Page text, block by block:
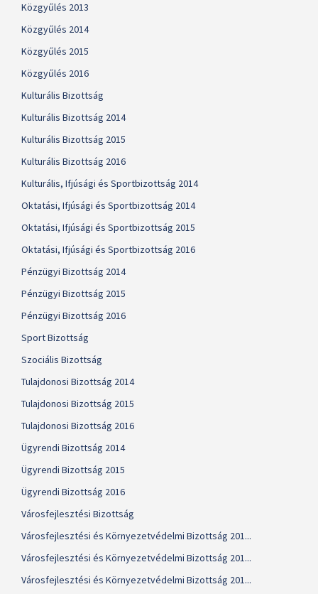
Közgyűlés 2013
Közgyűlés 2014
Közgyűlés 2015
Közgyűlés 2016
Kulturális Bizottság
Kulturális Bizottság 2014
Kulturális Bizottság 2015
Kulturális Bizottság 2016
Kulturális, Ifjúsági és Sportbizottság 2014
Oktatási, Ifjúsági és Sportbizottság 2014
Oktatási, Ifjúsági és Sportbizottság 2015
Oktatási, Ifjúsági és Sportbizottság 2016
Pénzügyi Bizottság 2014
Pénzügyi Bizottság 2015
Pénzügyi Bizottság 2016
Sport Bizottság
Szociális Bizottság
Tulajdonosi Bizottság 2014
Tulajdonosi Bizottság 2015
Tulajdonosi Bizottság 2016
Ügyrendi Bizottság 2014
Ügyrendi Bizottság 2015
Ügyrendi Bizottság 2016
Városfejlesztési Bizottság
Városfejlesztési és Környezetvédelmi Bizottság 201...
Városfejlesztési és Környezetvédelmi Bizottság 201...
Városfejlesztési és Környezetvédelmi Bizottság 201...